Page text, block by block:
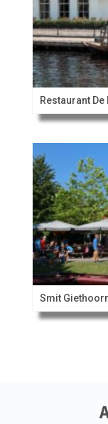
Restaurant
Smit